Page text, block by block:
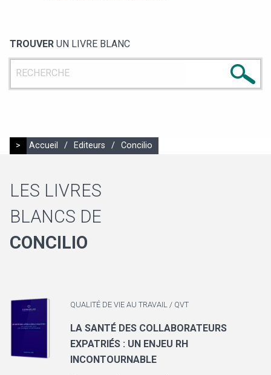
TROUVER UN LIVRE BLANC
> Accueil / Editeurs / Concilio
LES LIVRES
BLANCS DE
CONCILIO
QUALITÉ DE VIE AU TRAVAIL / QVT
LA SANTÉ DES COLLABORATEURS
EXPATRIÉS : UN ENJEU RH
INCONTOURNABLE